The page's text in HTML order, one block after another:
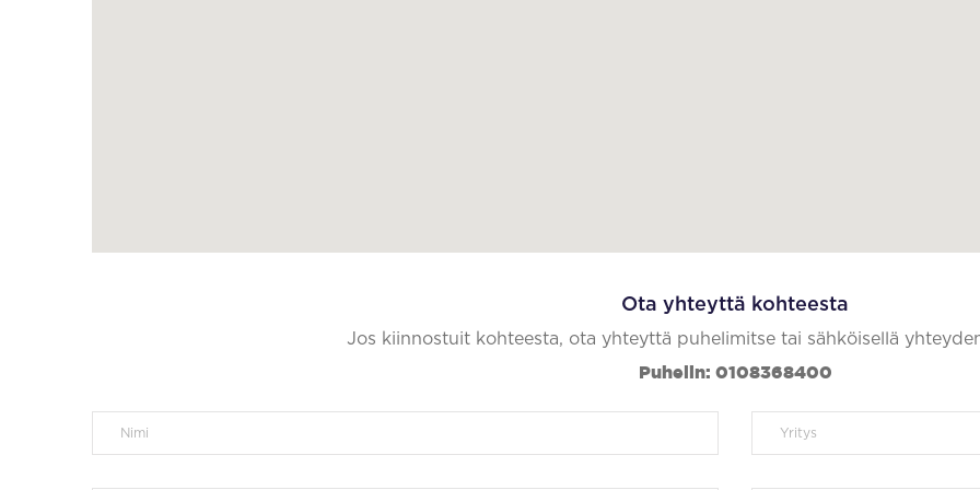
Ota yhteyttä kohteesta
Jos kiinnostuit kohteesta, ota yhteyttä puhelimitse tai sähköisellä
Puhelin: 0108368400